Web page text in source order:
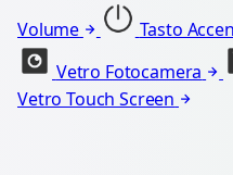
Volume
Tasto
Vetro Fotocamera
Vetro Touch Screen